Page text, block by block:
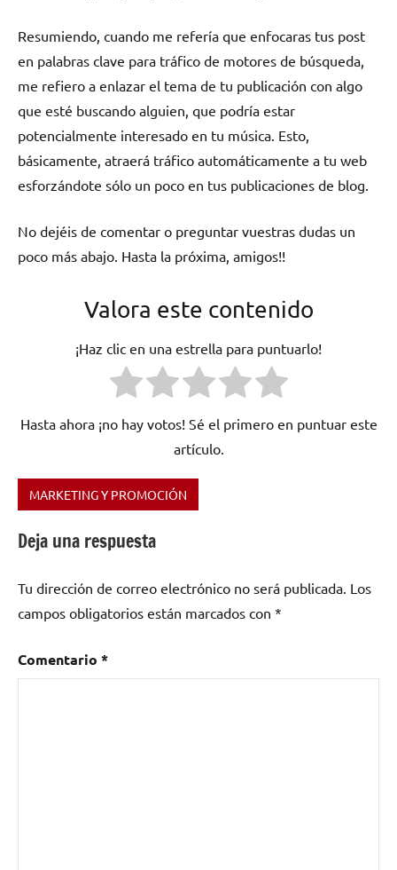
Resumiendo, cuando me refería que enfocaras tus post
en palabras clave para tráfico de motores de búsqueda,
me refiero a enlazar el tema de tu publicación con algo
que esté buscando alguien, que podría estar
potencialmente interesado en tu música. Esto,
básicamente, atraerá tráfico automáticamente a tu web
esforzándote sólo un poco en tus publicaciones de blog.
No dejéis de comentar o preguntar vuestras dudas un
poco más abajo. Hasta la próxima, amigos!!
Valora este contenido
¡Haz clic en una estrella para puntuarlo!
Hasta ahora ¡no hay votos! Sé el primero en puntuar este
artículo.
Etiquetado
consejos,
estrategias,
grupos,
building
MARKETING Y PROMOCIÓN
Deja una respuesta
Tu dirección de correo electrónico no será publicada. Los
campos obligatorios están marcados con *
Comentario *